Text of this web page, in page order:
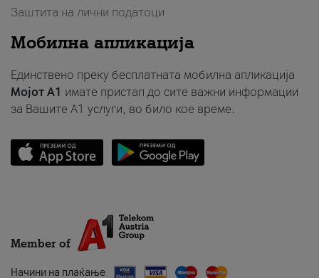
Заштита на лични податоци
Мобилна апликација
Единствено преку бесплатната мобилна апликација
Мојот A1 имате пристап до сите важни информации
за Вашите A1 услуги, во било кое време.
Member of
Начини на плаќање